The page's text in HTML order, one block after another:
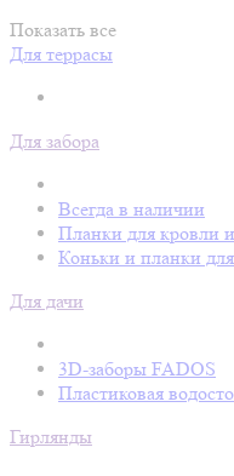
Показать все
Для террасы
Для забора
Всегда в наличии
Планки для кровли
Коньки и планки
Для дачи
3D-заборы FADOS
Пластиковая
Гирлянды